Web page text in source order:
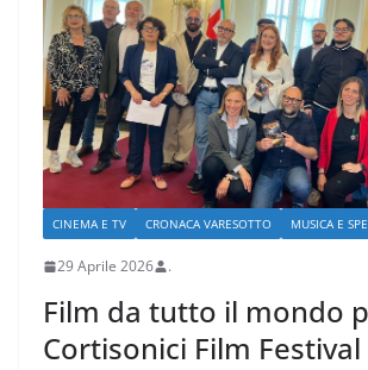
CINEMA E TV CRONACA VARESOTTO MUSICA E
29 Aprile 2026 .
Film da tutto il mondo
Cortisonici Film Festival